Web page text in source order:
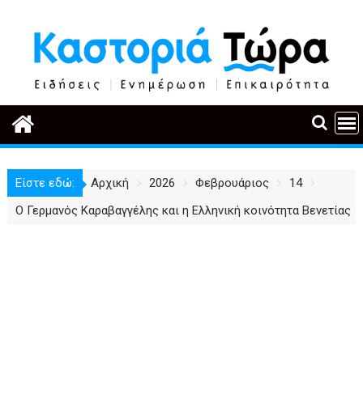
περιεχόμενο
Είστε εδώ: Αρχική 2026 Φεβρουάριος
14
Ο Γερμανός Καραβαγγέλης και η Ελληνική κοινότητα Βενετίας